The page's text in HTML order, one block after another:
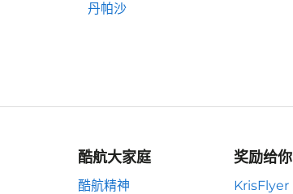
丹帕沙
酷航大家庭
酷航精神
奖励给你
KrisFlyer